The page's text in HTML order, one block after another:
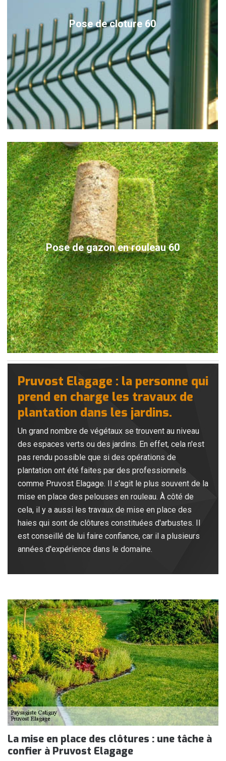
Pose de cloture 60
Pose de gazon en rouleau 60
Pruvost Elagage : la personne qui
prend en charge les travaux de
plantation dans les jardins.
Un grand nombre de végétaux se trouvent au niveau
des espaces verts ou des jardins. En effet, cela n'est
pas rendu possible que si des opérations de
plantation ont été faites par des professionnels
comme Pruvost Elagage. Il s'agit le plus souvent de la
mise en place des pelouses en rouleau. À côté de
cela, il y a aussi les travaux de mise en place des
haies qui sont de clôtures constituées d'arbustes. Il
est conseillé de lui faire confiance, car il a plusieurs
années d'expérience dans le domaine.
La mise en place des clôtures : une tâche à
confier à Pruvost Elagage